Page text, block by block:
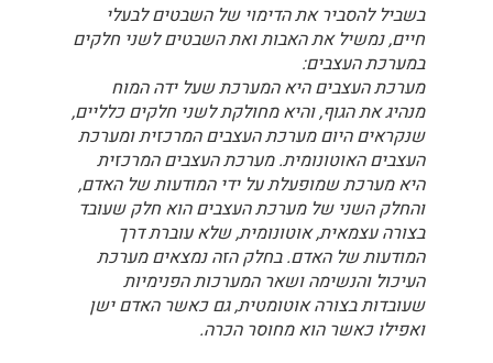
בשביל להסביר את הדימוי של השבטים לבעלי
חיים, נמשיל את האבות ואת השבטים לשני חלקים
במערכת העצבים:
מערכת העצבים היא המערכת שעל ידה המוח
מנהיג את הגוף, והיא מחולקת לשני חלקים כלליים,
שנקראים היום מערכת העצבים המרכזית ומערכת
העצבים האוטונומית. מערכת העצבים המרכזית
היא מערכת שמופעלת על ידי המודעות של האדם,
והחלק השני של מערכת העצבים הוא חלק שעובד
בצורה עצמאית, אוטונומית, שלא עוברת דרך
המודעות של האדם. בחלק הזה נמצאים מערכת
העיכול והנשימה ושאר המערכות הפנימיות
שעובדות בצורה אוטומטית, גם כאשר האדם ישן
ואפילו כאשר הוא מחוסר הכרה.